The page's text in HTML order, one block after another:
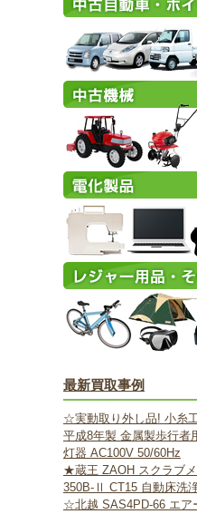
最新買取事例
☆実動取り外し品! 小糸
平成8年製 金属製歩行者
灯器 AC100V 50/60Hz
★蔵王 ZAOH スクラブ
350B-Ⅱ CT15 自動床洗
☆北越 SAS4PD-66 エア